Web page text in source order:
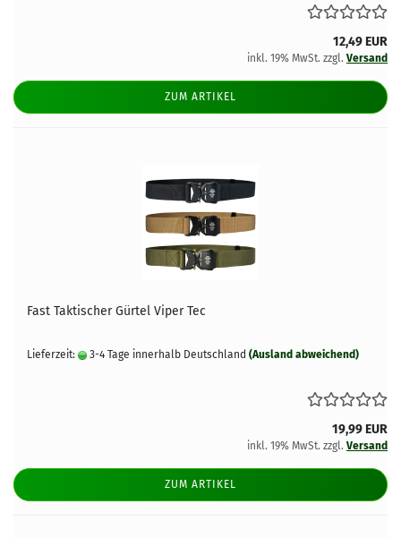
12,49 EUR
inkl. 19% MwSt. zzgl. Versand
ZUM ARTIKEL
Fast Taktischer Gürtel Viper Tec
Lieferzeit: 3-4 Tage innerhalb Deutschland (Ausland abweichend)
19,99 EUR
inkl. 19% MwSt. zzgl. Versand
ZUM ARTIKEL